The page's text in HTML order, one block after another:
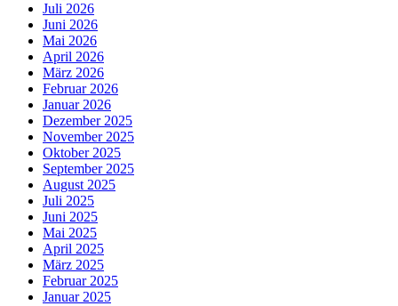
Juli 2026
Juni 2026
Mai 2026
April 2026
März 2026
Februar 2026
Januar 2026
Dezember 2025
November 2025
Oktober 2025
September 2025
August 2025
Juli 2025
Juni 2025
Mai 2025
April 2025
März 2025
Februar 2025
Januar 2025